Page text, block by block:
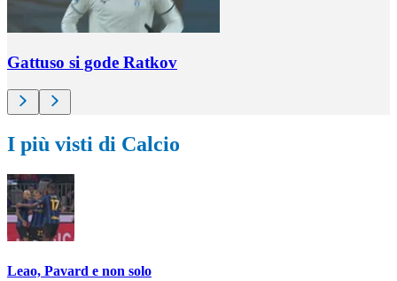
Gattuso si gode Ratkov
I più visti di Calcio
Leao, Pavard e non solo